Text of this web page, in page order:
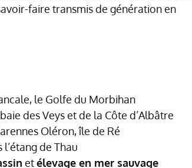
faire transmis de génération en
le Golfe du Morbihan
des Veys et de la Côte d’Albâtre
Oléron, île de Ré
l’étang de Thau
etélevage en mer sauvage